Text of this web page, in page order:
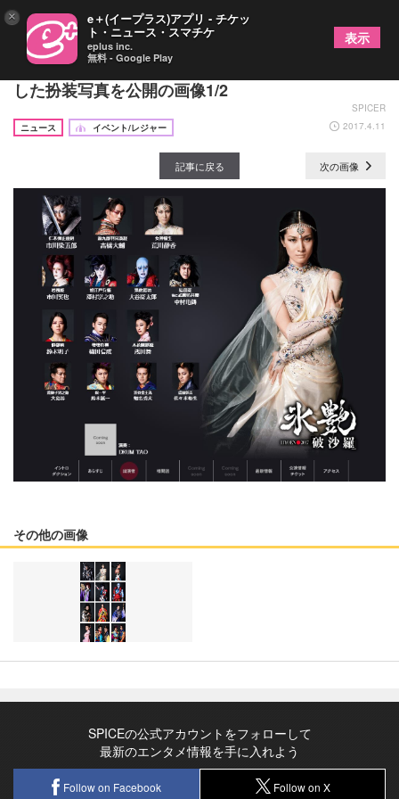
『氷艶hyoen2017-破沙羅-』VOGUE JAPANが監修
した扮装写真を公開の画像1/2
SPICER
ニュース
イベント/レジャー 2017.4.11
記事に戻る 次の画像
その他の画像
SPICEの公式アカウントをフォローして
最新のエンタメ情報を手に入れよう
Follow on Facebook Follow on X
× e＋(イープラス)アプリ - チケッ
ト・ニュース・スマチケ
eplus inc.
無料 - Google Play
表示